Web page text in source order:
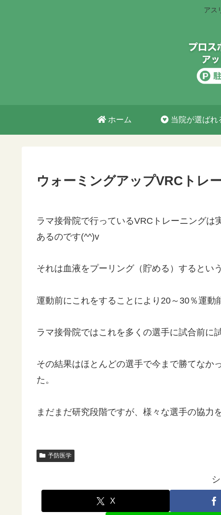
アス
ホーム 当院が選ばれ
ウォーミングアップVRCトレ
ラマ接骨院で行っているVRCトレーニングは
あるのです(^^)v
それは血液をプーリング（貯める）するとい
運動前にこれをすることにより20～30％運動
ラマ接骨院ではこれを多くの選手に試合前に
その結果はほとんどの選手で今まで勝てなか
た。
まだまだ研究段階ですが、様々な選手の協力
予防医学
X